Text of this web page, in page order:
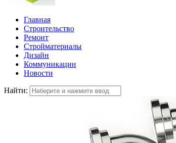
Главная
Строительство
Ремонт
Стройматериалы
Дизайн
Коммуникации
Новости
Найти: